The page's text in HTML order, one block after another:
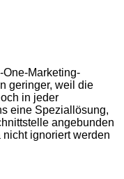
Marketing-
geringer, weil die
in jeder
eine Speziallösung,
angebunden
ignoriert werden